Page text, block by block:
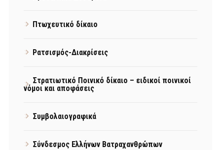
Πτωχευτικό δίκαιο
Ρατσισμός-Διακρίσεις
Στρατιωτικό Ποινικό δίκαιο – ειδικοί ποινικοί
νόμοι και αποφάσεις
Συμβολαιογραφικά
Σύνδεσμος Ελλήνων Βατραχανθρώπων